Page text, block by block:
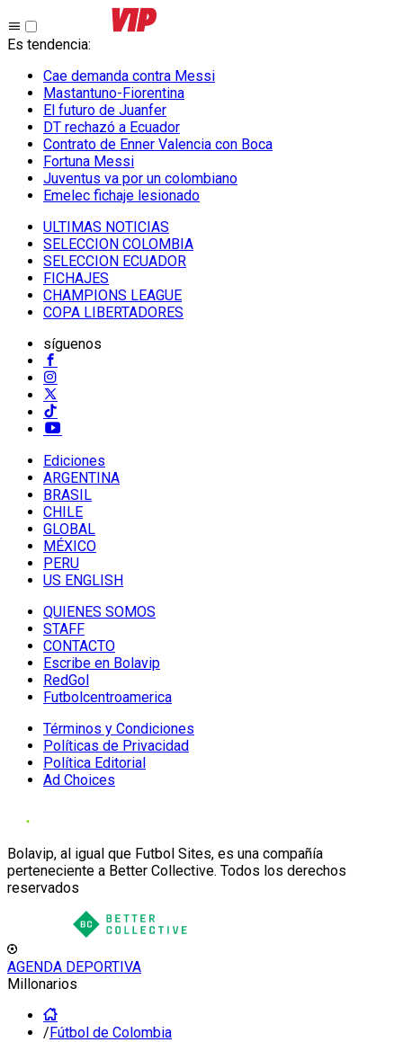
Es tendencia:
Cae demanda contra Messi
Mastantuno-Fiorentina
El futuro de Juanfer
DT rechazó a Ecuador
Contrato de Enner Valencia con Boca
Fortuna Messi
Juventus va por un colombiano
Emelec fichaje lesionado
ULTIMAS NOTICIAS
SELECCION COLOMBIA
SELECCION ECUADOR
FICHAJES
CHAMPIONS LEAGUE
COPA LIBERTADORES
síguenos
Ediciones
ARGENTINA
BRASIL
CHILE
GLOBAL
MÉXICO
PERU
US ENGLISH
QUIENES SOMOS
STAFF
CONTACTO
Escribe en Bolavip
RedGol
Futbolcentroamerica
Términos y Condiciones
Políticas de Privacidad
Política Editorial
Ad Choices
Bolavip, al igual que Futbol Sites, es una compañía
perteneciente a Better Collective. Todos los derechos
reservados
AGENDA DEPORTIVA
Millonarios
/Fútbol de Colombia